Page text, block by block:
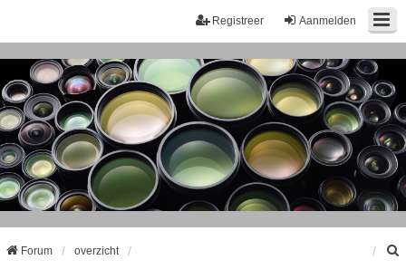
Aanmelden
Registreer
Forum overzicht